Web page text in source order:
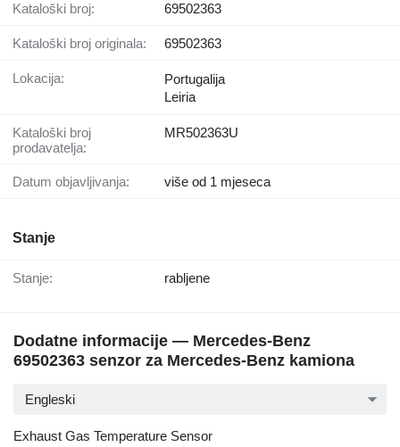
Kataloški broj: 69502363
Kataloški broj originala: 69502363
Lokacija:
Portugalija
Leiria
Kataloški broj
prodavatelja:
MR502363U
Datum objavljivanja: više od 1 mjeseca
Stanje
Stanje: rabljene
Dodatne informacije — Mercedes-Benz
69502363 senzor za Mercedes-Benz kamiona
Engleski
Exhaust Gas Temperature Sensor